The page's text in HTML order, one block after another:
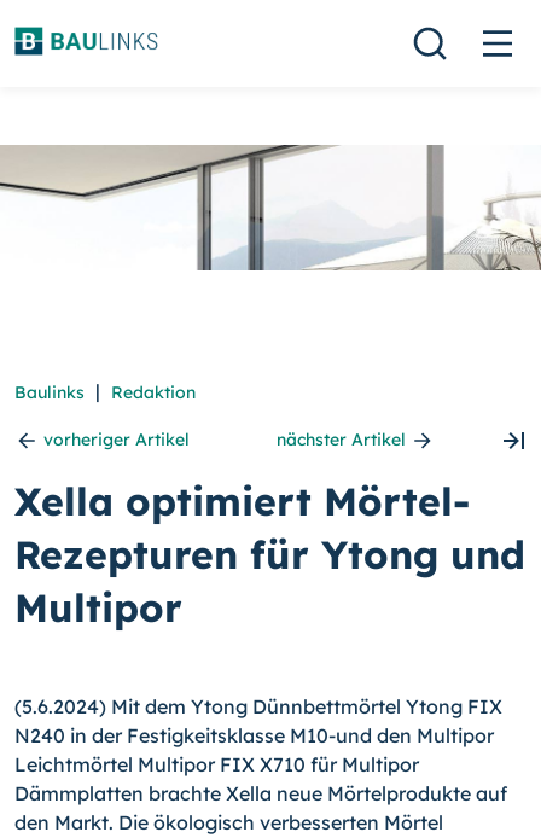
Baulinks | Redaktion
vorheriger Artikel nächster Artikel
Xella optimiert Mörtel-
Rezepturen für Ytong und
Multipor
(5.6.2024) Mit dem Ytong Dünnbettmörtel Ytong FIX
N240 in der Festigkeitsklasse M10-und den Multipor
Leichtmörtel Multipor FIX X710 für Multipor
Dämmplatten brachte Xella neue Mörtelprodukte auf
den Markt. Die ökologisch verbesserten Mörtel